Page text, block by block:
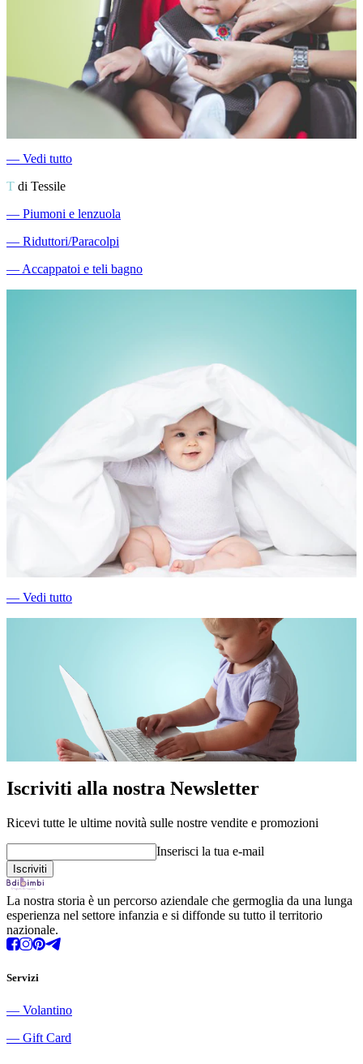
― Vedi tutto
T di Tessile
― Piumoni e lenzuola
― Riduttori/Paracolpi
―Accappatoi e teli bagno
― Vedi tutto
Iscriviti alla nostra Newsletter
Ricevi tutte le ultime novità sulle nostre vendite e promozioni
Inserisci la tua e-mail
La nostra storia è un percorso aziendale che germoglia da una lunga
esperienza nel settore infanzia e si diffonde su tutto il territorio
nazionale.
Servizi
― Volantino
― Gift Card